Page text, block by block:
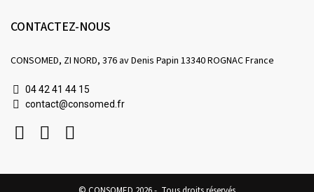
CONTACTEZ-NOUS
CONSOMED, ZI NORD, 376 av Denis Papin 13340 ROGNAC France
04 42 41 44 15
contact@consomed.fr